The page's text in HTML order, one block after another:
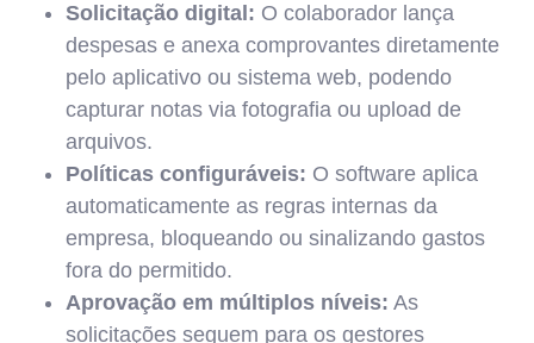
Solicitação digital: O colaborador lança
despesas e anexa comprovantes diretamente
pelo aplicativo ou sistema web, podendo
capturar notas via fotografia ou upload de
arquivos.
Políticas configuráveis: O software aplica
automaticamente as regras internas da
empresa, bloqueando ou sinalizando gastos
fora do permitido.
Aprovação em múltiplos níveis: As
solicitações seguem para os gestores